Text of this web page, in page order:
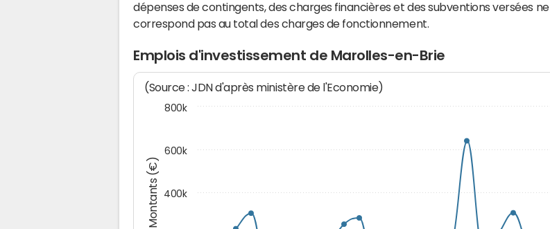
dépenses de contingents, des charges financières et des subventions versées ne
correspond pas au total des charges de fonctionnement.
Emplois d'investissement de Marolles-en-Brie
Montants (€)
(Source : JDN d'après ministère de l'Economie)
400k
600k
800k